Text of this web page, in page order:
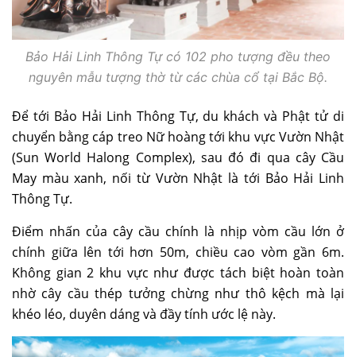
Bảo Hải Linh Thông Tự có 102 pho tượng đều theo
nguyên mẫu tượng thờ từ các chùa cổ tại Bắc Bộ.
Để tới Bảo Hải Linh Thông Tự, du khách và Phật tử di
chuyển bằng cáp treo Nữ hoàng tới khu vực Vườn Nhật
(Sun World Halong Complex), sau đó đi qua cây Cầu
May màu xanh, nối từ Vườn Nhật là tới Bảo Hải Linh
Thông Tự.
Điểm nhấn của cây cầu chính là nhịp vòm cầu lớn ở
chính giữa lên tới hơn 50m, chiều cao vòm gần 6m.
Không gian 2 khu vực như được tách biệt hoàn toàn
nhờ cây cầu thép tưởng chừng như thô kệch mà lại
khéo léo, duyên dáng và đầy tính ước lệ này.